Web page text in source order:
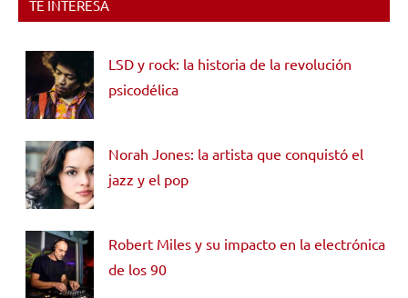
TE INTERESA
LSD y rock: la historia de la revolución
psicodélica
Norah Jones: la artista que conquistó el
jazz y el pop
Robert Miles y su impacto en la electrónica
de los 90